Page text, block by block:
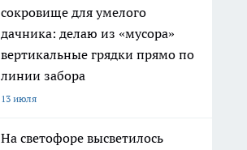
сокровище для умелого
дачника: делаю из «мусора»
вертикальные грядки прямо по
линии забора
13 июля
На светофоре высветилось